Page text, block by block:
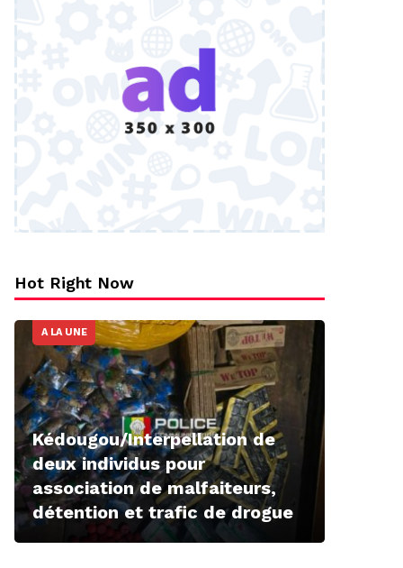
Hot Right Now
A LA UNE
Kédougou/Interpellation de
deux individus pour
association de malfaiteurs,
détention et trafic de drogue